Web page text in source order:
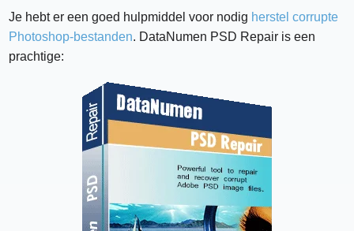
Je hebt er een goed hulpmiddel voor nodig herstel corrupte
Photoshop-bestanden. DataNumen PSD Repair is een
prachtige: